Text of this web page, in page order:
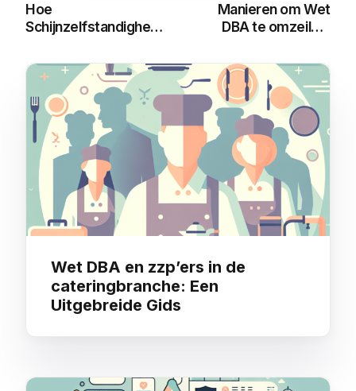
Hoe
Schijnzelfstandigheid
voor ZZP’ers en
Opdrachtgevers
Manieren om Wet
DBA te omzeilen:
Alternatieven
You may also like
Wet DBA en zzp’ers in de
cateringbranche: Een
Uitgebreide Gids